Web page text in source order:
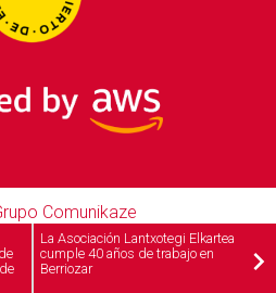
Comunikaze
por:OA Cloud
La Asociación Lantxotegi Elkartea
cumple 40 años de trabajo en
Berriozar